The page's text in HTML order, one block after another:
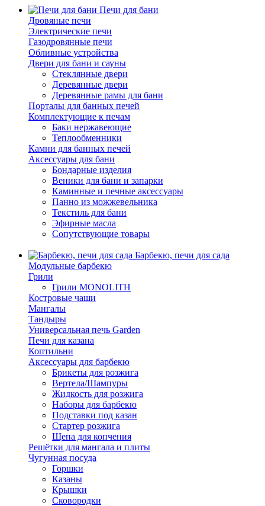
Печи для бани
Дровяные печи
Электрические печи
Газодровянные печи
Обливные устройства
Двери для бани и сауны
Стеклянные двери
Деревянные двери
Деревянные рамы для бани
Порталы для банных печей
Комплектующие к печам
Баки нержавеющие
Теплообменники
Камни для банных печей
Аксессуары для бани
Бондарные изделия
Веники для бани и запарки
Каминные и печные аксессуары
Панно из можжевельника
Текстиль для бани
Эфирные масла
Сопутствующие товары
Барбекю, печи для сада
Модульные барбекю
Грили
Грили MONOLITH
Костровые чаши
Мангалы
Тандыры
Универсальная печь Garden
Печи для казана
Коптильни
Аксессуары для барбекю
Брикеты для розжига
Вертела/Шампуры
Жидкость для розжига
Наборы для барбекю
Подставки под казан
Стартер розжига
Щепа для копчения
Решётки для мангала и плиты
Чугунная посуда
Горшки
Казаны
Крышки
Сковородки